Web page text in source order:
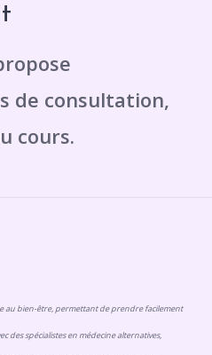
au bien-être, permettant de prendre facilement
des spécialistes en médecine alternatives,